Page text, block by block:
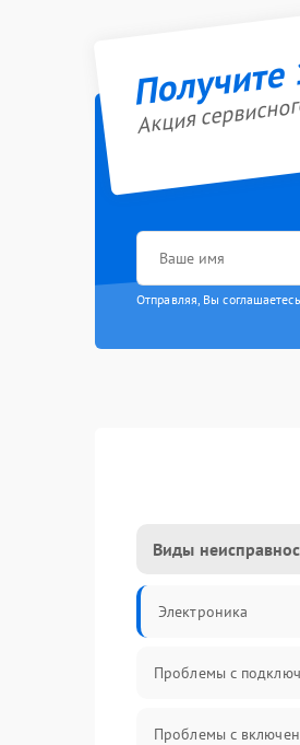
Акция
Отправляя, Вы
Виды
Электроника
Проблемы с
Проблемы с